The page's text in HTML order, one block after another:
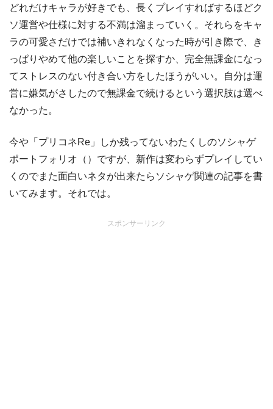
どれだけキャラが好きでも、長くプレイすればするほどク
ソ運営や仕様に対する不満は溜まっていく。それらをキャ
ラの可愛さだけでは補いきれなくなった時が引き際で、き
っぱりやめて他の楽しいことを探すか、完全無課金になっ
てストレスのない付き合い方をしたほうがいい。自分は運
営に嫌気がさしたので無課金で続けるという選択肢は選べ
なかった。
今や「プリコネRe」しか残ってないわたくしのソシャゲ
ポートフォリオ（）ですが、新作は変わらずプレイしてい
くのでまた面白いネタが出来たらソシャゲ関連の記事を書
いてみます。それでは。
スポンサーリンク